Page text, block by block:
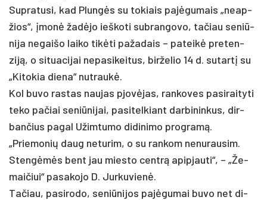
Sup­ra­tu­si, kad Plungės su to­kiais pa­jėgu­mais „neap­
žios“, įmonė žadė­jo ieš­ko­ti su­bran­go­vo, ta­čiau se­niū­
ni­ja ne­gai­šo lai­ko tikė­ti pa­ža­dais – pa­teikė pre­ten­
ziją, o si­tua­ci­jai ne­pa­si­kei­tus, bir­že­lio 14 d. su­tartį su
„Ki­to­kia die­na“ nu­traukė.
Kol bu­vo ras­tas nau­jas pjovė­jas, ran­ko­ves pa­si­rai­ty­ti
te­ko pa­čiai se­niū­ni­jai, pa­si­tel­kiant dar­bi­nin­kus, dir­
ban­čius pa­gal Užim­tu­mo di­di­ni­mo pro­gramą.
„Prie­mo­nių daug ne­tu­rim, o su ran­kom ne­nu­rau­sim.
Stengėmės bent jau mies­to centrą api­pjau­ti“, – „Že­
mai­čiui“ pa­sa­ko­jo D. Jur­ku­vienė.
Ta­čiau, pa­si­ro­do, se­niū­ni­jos pa­jėgu­mai bu­vo net di­